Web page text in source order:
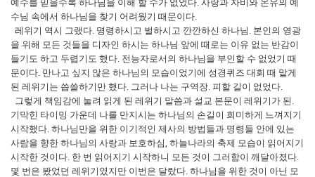
예수를 믿을수록 하나님을 이해 할 수가 없었다. 사랑과 자비와 온유의 예
수님 속에서 하나님을 찾기 어려웠기 때문이다.
레위기 역시 그랬다. 명령하시고 벌하시고 깐깐하신 하나님. 본인의 영광
을 위해 모든 것들을 디자인 하시는 하나님 앞에 때로는 이유 없는 반감이
들기도 하고 두렵기도 했다. 전능자로서의 하나님을 부인할 수 없었기 때
문이다. 만나고 싶지 않은 하나님의 모습이었기에 성경퀴즈 대회 때 맡게
된 레위기는 씁쓸하기만 했다. 그러나 나는 구역장. 피할 길이 없었다.
그렇게 책임감에 눌려 읽게 된 레위기 말씀과 설교 본문이 레위기가 된.
기막힌 타이밍 가운데 나를 만지시는 하나님의 손길이 희미하게 느껴지기
시작했다. 하나님만을 위한 이기적인 제사의 방법들과 명령들 안에 있는
사람을 향한 하나님의 사랑과 보호하심, 하늘나라의 축제 모습이 읽어지기
시작한 것이다. 한 번 읽어지기 시작하니 모든 것이 그러함이 깨달아졌다.
몇 번은 봤었던 레위기였지만 이번은 달랐다. 하나님을 위한 것이 아닌 모